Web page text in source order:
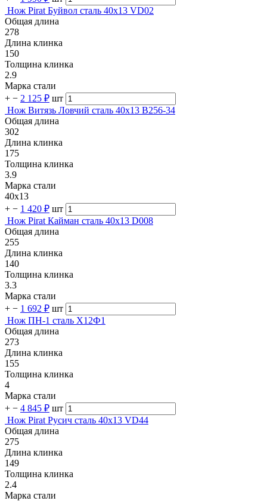
Нож Pirat Буйвол сталь 40х13 VD02
Общая длина
278
Длина клинка
150
Толщина клинка
2.9
Марка стали
+ − 2 125 ₽ шт
Нож Витязь Ловчий сталь 40х13 B256-34
Общая длина
302
Длина клинка
175
Толщина клинка
3.9
Марка стали
40х13
+ − 1 420 ₽ шт
Нож Pirat Кайман сталь 40х13 D008
Общая длина
255
Длина клинка
140
Толщина клинка
3.3
Марка стали
+ − 1 692 ₽ шт
Нож ПН-1 сталь Х12Ф1
Общая длина
273
Длина клинка
155
Толщина клинка
4
Марка стали
+ − 4 845 ₽ шт
Нож Pirat Русич сталь 40х13 VD44
Общая длина
275
Длина клинка
149
Толщина клинка
2.4
Марка стали